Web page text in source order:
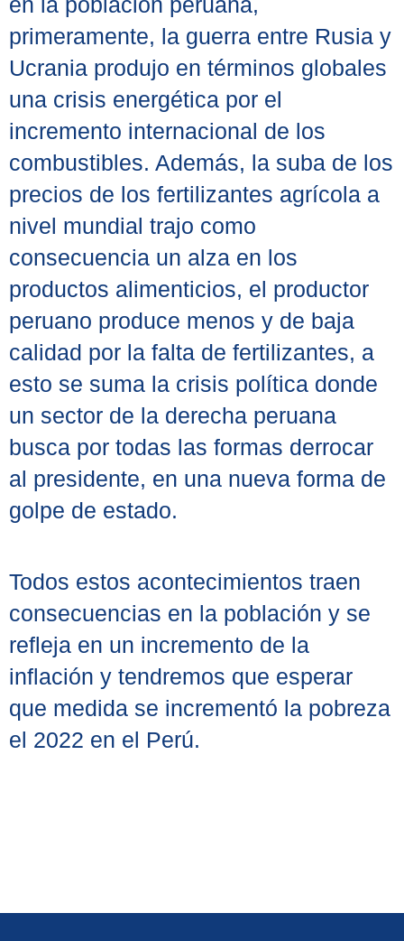
primeramente, la guerra entre Rusia y
Ucrania produjo en términos globales
una crisis energética por el
incremento internacional de los
combustibles. Además, la suba de los
precios de los fertilizantes agrícola a
nivel mundial trajo como
consecuencia un alza en los
productos alimenticios, el productor
peruano produce menos y de baja
calidad por la falta de fertilizantes, a
esto se suma la crisis política donde
un sector de la derecha peruana
busca por todas las formas derrocar
al presidente, en una nueva forma de
golpe de estado.
Todos estos acontecimientos traen
consecuencias en la población y se
refleja en un incremento de la
inflación y tendremos que esperar
que medida se incrementó la pobreza
el 2022 en el Perú.